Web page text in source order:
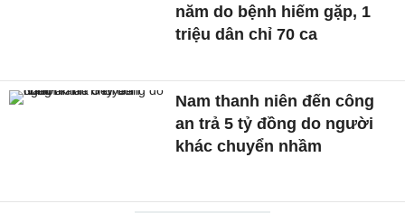
năm do bệnh hiếm gặp, 1
triệu dân chỉ 70 ca
Nam thanh niên đến công
an trả 5 tỷ đồng do người
khác chuyển nhầm